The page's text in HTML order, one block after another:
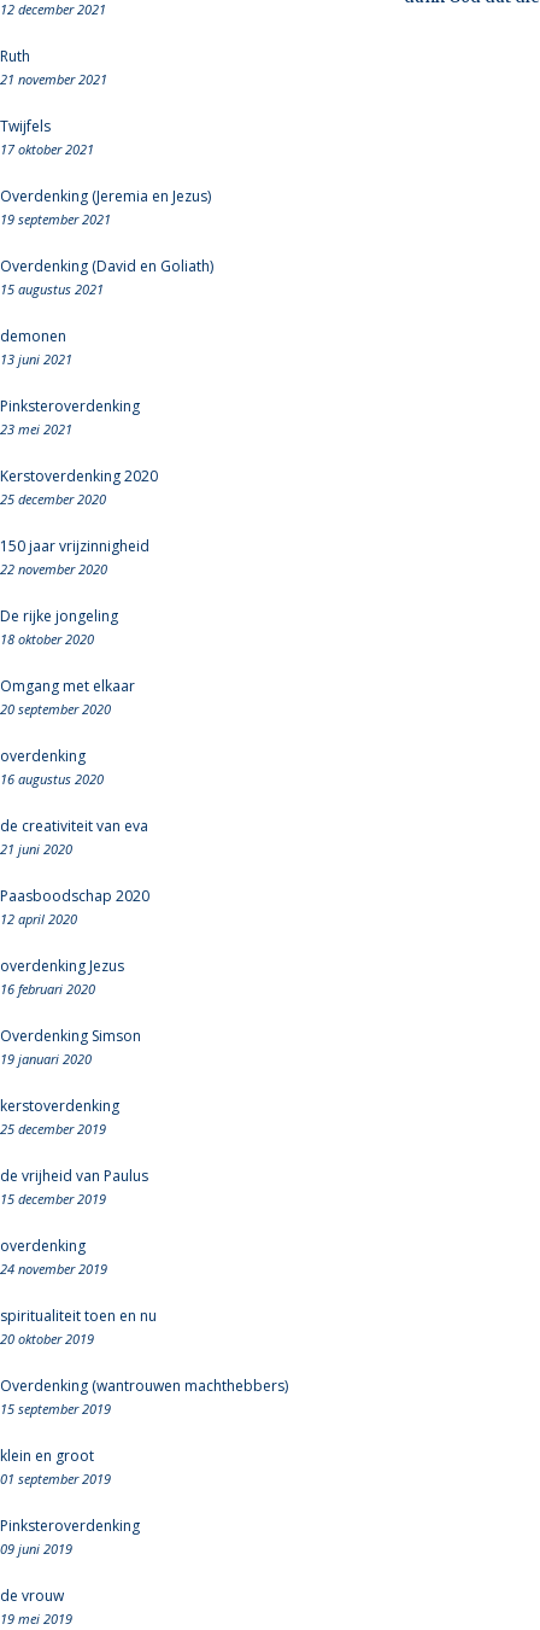
12 december 2021
Ruth
21 november 2021
Twijfels
17 oktober 2021
Overdenking (Jeremia en Jezus)
19 september 2021
Overdenking (David en Goliath)
15 augustus 2021
demonen
13 juni 2021
Pinksteroverdenking
23 mei 2021
Kerstoverdenking 2020
25 december 2020
150 jaar vrijzinnigheid
22 november 2020
De rijke jongeling
18 oktober 2020
Omgang met elkaar
20 september 2020
overdenking
16 augustus 2020
de creativiteit van eva
21 juni 2020
Paasboodschap 2020
12 april 2020
overdenking Jezus
16 februari 2020
Overdenking Simson
19 januari 2020
kerstoverdenking
25 december 2019
de vrijheid van Paulus
15 december 2019
overdenking
24 november 2019
spiritualiteit toen en nu
20 oktober 2019
Overdenking (wantrouwen machthebbers)
15 september 2019
klein en groot
01 september 2019
Pinksteroverdenking
09 juni 2019
de vrouw
19 mei 2019